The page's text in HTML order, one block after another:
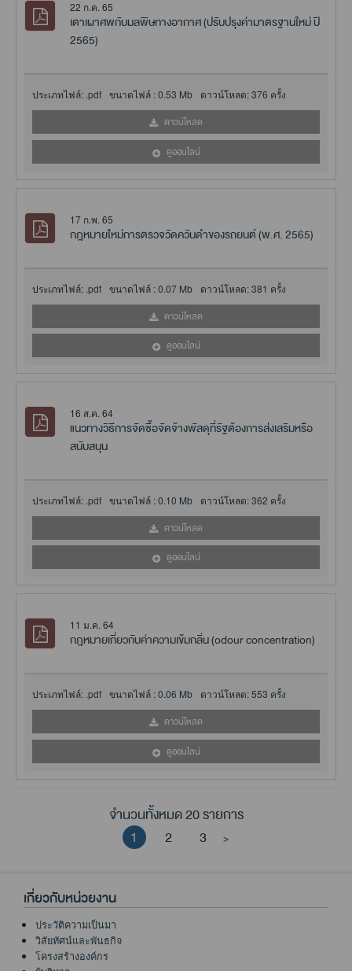
22 ก.ค. 65
เตาเผาศพกับมลพิษทางอากาศ (ปรับปรุงค่ามาตรฐานใหม่ ปี
2565)
ประเภทไฟล์: .pdf ขนาดไฟล์ :0.53 Mb ดาวน์โหลด:376 ครั้ง
ดาวน์โหลด
ดูออนไลน์
17 ก.พ. 65
กฎหมายใหม่การตรวจวัดควันดำของรถยนต์ (พ.ศ. 2565)
ประเภทไฟล์: .pdf ขนาดไฟล์ :0.07 Mb ดาวน์โหลด:381 ครั้ง
ดาวน์โหลด
ดูออนไลน์
16 ส.ค. 64
แนวทางวิธีการจัดซื้อจัดจ้างพัสดุที่รัฐต้องการส่งเสริมหรือ
สนับสนุน
ประเภทไฟล์: .pdf ขนาดไฟล์ :0.10 Mb ดาวน์โหลด:362 ครั้ง
ดาวน์โหลด
ดูออนไลน์
11 ม.ค. 64
กฎหมายเกี่ยวกับค่าความเข้มกลิ่น (odour concentration)
ประเภทไฟล์: .pdf ขนาดไฟล์ :0.06 Mb ดาวน์โหลด:553 ครั้ง
ดาวน์โหลด
ดูออนไลน์
จำนวนทั้งหมด 20 รายการ
1
2 3 >
เกี่ยวกับหน่วยงาน
ประวัติความเป็นมา
วิสัยทัศน์และพันธกิจ
โครงสร้างองค์กร